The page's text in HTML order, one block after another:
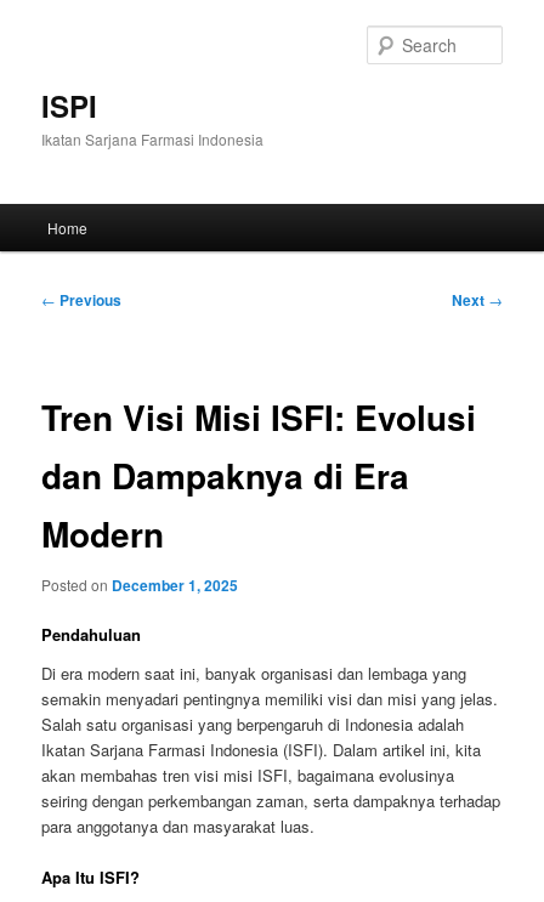
ISPI
Ikatan Sarjana Farmasi Indonesia
Home
Post
← Previous Next →
Tren Visi Misi ISFI: Evolusi
dan Dampaknya di Era
Modern
Posted on December 1, 2025
Pendahuluan
Di era modern saat ini, banyak organisasi dan lembaga yang
semakin menyadari pentingnya memiliki visi dan misi yang jelas.
Salah satu organisasi yang berpengaruh di Indonesia adalah
Ikatan Sarjana Farmasi Indonesia (ISFI). Dalam artikel ini, kita
akan membahas tren visi misi ISFI, bagaimana evolusinya
seiring dengan perkembangan zaman, serta dampaknya terhadap
para anggotanya dan masyarakat luas.
Apa Itu ISFI?